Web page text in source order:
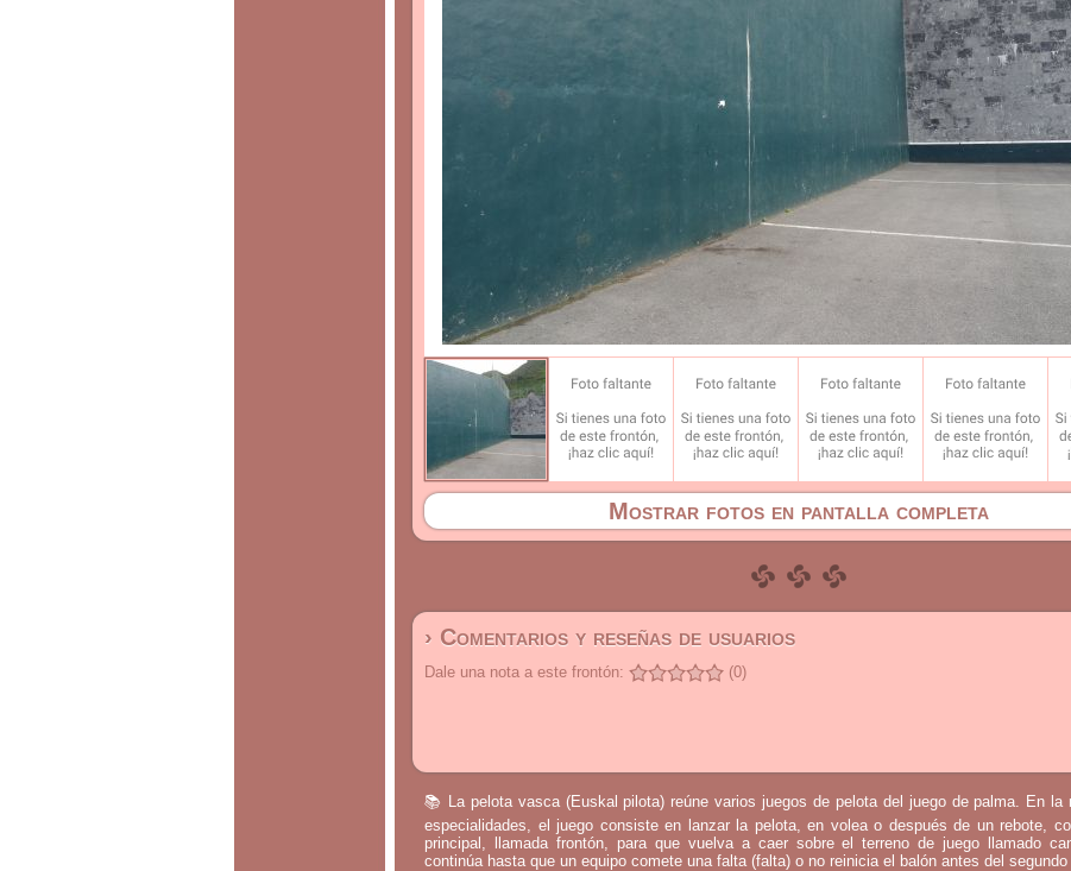
Mostrar fotos en pantalla completa
› Comentarios y reseñas de usuarios
Dale una nota a este frontón: (0)
📚 La pelota vasca (Euskal pilota) reúne varios juegos de pelota del juego de palma. En la
especialidades, el juego consiste en lanzar la pelota, en volea o después de un rebote,
principal, llamada frontón, para que vuelva a caer sobre el terreno de juego llamado
continúa hasta que un equipo comete una falta (falta) o no reinicia el balón antes del segundo